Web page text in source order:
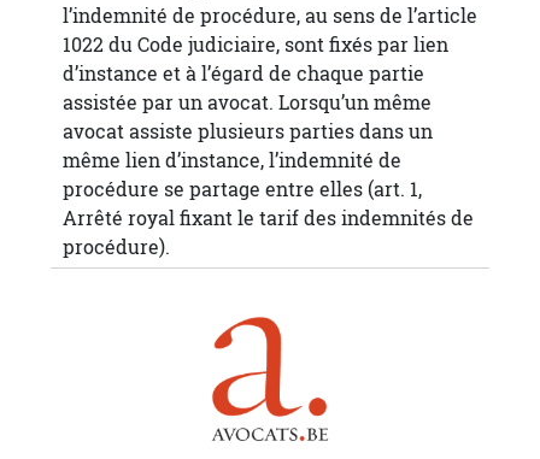
l’indemnité de procédure, au sens de l’article
1022 du Code judiciaire, sont fixés par lien
d’instance et à l’égard de chaque partie
assistée par un avocat. Lorsqu’un même
avocat assiste plusieurs parties dans un
même lien d’instance, l’indemnité de
procédure se partage entre elles (art. 1,
Arrêté royal fixant le tarif des indemnités de
procédure).